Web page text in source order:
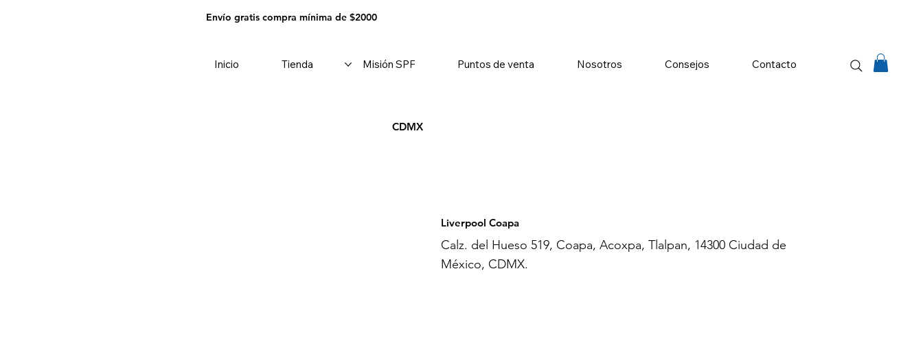
Envío gratis compra mínima de $2000
Inicio Tienda Misión SPF Puntos de venta Nosotros Consejos Contacto
CDMX
Liverpool Coapa
Calz. del Hueso 519, Coapa, Acoxpa, Tlalpan, 14300 Ciudad de
México, CDMX.